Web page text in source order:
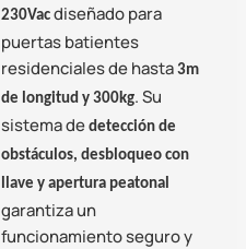
230Vac diseñado para
puertas batientes
residenciales de hasta 3m
de longitud y 300kg. Su
sistema de detección de
obstáculos, desbloqueo con
llave y apertura peatonal
garantiza un
funcionamiento seguro y